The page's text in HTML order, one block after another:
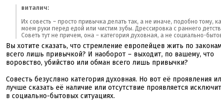
виталич:
Их совесть – просто привычка делать так, а не иначе, подобно тому,
моем руки перед едой или чистим зубы. Дрессировка с раннего
Советь тут не причем, она – категория духовная, а не социально-
Вы хотите сказать, что стремление европейцев жить по
всего лишь привычкой? И наоборот – выходит, по вашему, что
воровство, убийство или обман всего лишь привычки?
Совесть безуслвно категория духовная. Но вот её проявления
лучше сказать её наличие или отсутствие проявляется
в социально-бытовых ситуациях.